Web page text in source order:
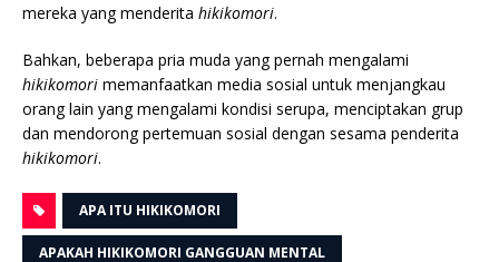
mereka yang menderita hikikomori.
Bahkan, beberapa pria muda yang pernah mengalami
hikikomori memanfaatkan media sosial untuk menjangkau
orang lain yang mengalami kondisi serupa, menciptakan grup
dan mendorong pertemuan sosial dengan sesama penderita
hikikomori.
APA ITU HIKIKOMORI
APAKAH HIKIKOMORI GANGGUAN MENTAL